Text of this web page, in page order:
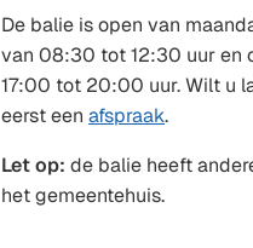
De balie is open van
van 08:30 tot 12:30 uur en
17:00 tot 20:00 uur. Wilt u
eerst een afspraak.
Let op: de balie heeft
het gemeentehuis.